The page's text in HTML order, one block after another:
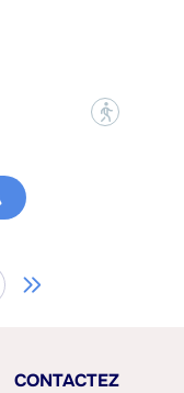
?
CONTACTEZ